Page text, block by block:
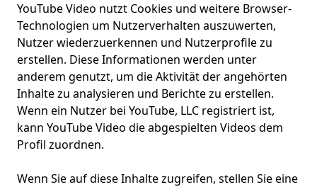
YouTube Video nutzt Cookies und weitere Browser-
Technologien um Nutzerverhalten auszuwerten,
Nutzer wiederzuerkennen und Nutzerprofile zu
erstellen. Diese Informationen werden unter
anderem genutzt, um die Aktivität der angehörten
Inhalte zu analysieren und Berichte zu erstellen.
Wenn ein Nutzer bei YouTube, LLC registriert ist,
kann YouTube Video die abgespielten Videos dem
Profil zuordnen.
Wenn Sie auf diese Inhalte zugreifen, stellen Sie eine